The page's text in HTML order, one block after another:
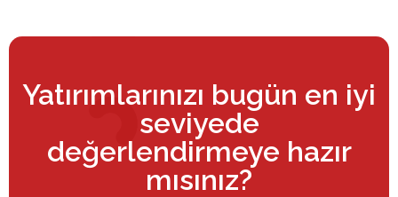
Yatırımlarınızı bugün en iyi
seviyede
değerlendirmeye hazır
mısınız?